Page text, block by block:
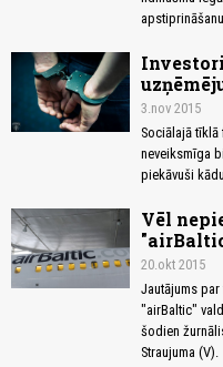
3.nov 2015
Sociālajā
neveiksmīga
piekāvuši
Vēl
20.okt 2015
Jautājums
"airBaltic"
šodien
Straujuma (V).